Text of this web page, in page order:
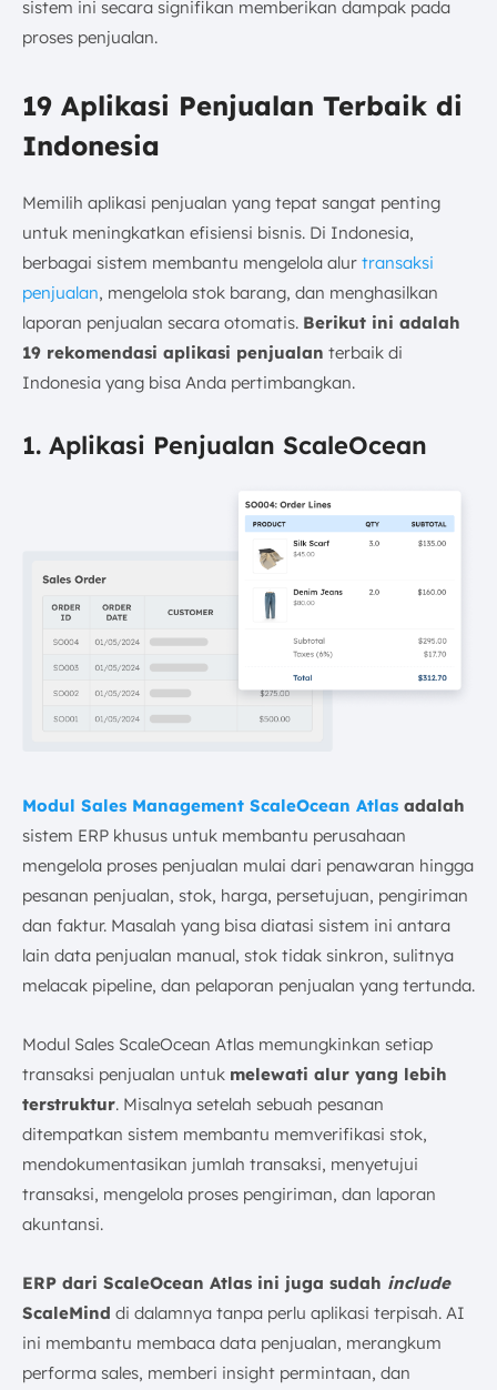
sistem ini secara signifikan memberikan dampak pada
proses penjualan.
19 Aplikasi Penjualan Terbaik di
Indonesia
Memilih aplikasi penjualan yang tepat sangat penting
untuk meningkatkan efisiensi bisnis. Di Indonesia,
berbagai sistem membantu mengelola alur transaksi
penjualan, mengelola stok barang, dan menghasilkan
laporan penjualan secara otomatis. Berikut ini adalah
19 rekomendasi aplikasi penjualan terbaik di
Indonesia yang bisa Anda pertimbangkan.
1. Aplikasi Penjualan ScaleOcean
Modul Sales Management ScaleOcean Atlas adalah
sistem ERP khusus untuk membantu perusahaan
mengelola proses penjualan mulai dari penawaran hingga
pesanan penjualan, stok, harga, persetujuan, pengiriman
dan faktur. Masalah yang bisa diatasi sistem ini antara
lain data penjualan manual, stok tidak sinkron, sulitnya
melacak pipeline, dan pelaporan penjualan yang tertunda.
Modul Sales ScaleOcean Atlas memungkinkan setiap
transaksi penjualan untuk melewati alur yang lebih
terstruktur. Misalnya setelah sebuah pesanan
ditempatkan sistem membantu memverifikasi stok,
mendokumentasikan jumlah transaksi, menyetujui
transaksi, mengelola proses pengiriman, dan laporan
akuntansi.
ERP dari ScaleOcean Atlas ini juga sudah include
ScaleMind di dalamnya tanpa perlu aplikasi terpisah. AI
ini membantu membaca data penjualan, merangkum
performa sales, memberi insight permintaan, dan